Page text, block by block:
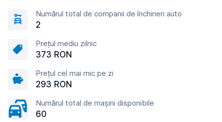
Numărul total de companii de închirieri auto
2
Prețul mediu zilnic
373 RON
Prețul cel mai mic pe zi
293 RON
Numărul total de mașini disponibile
60